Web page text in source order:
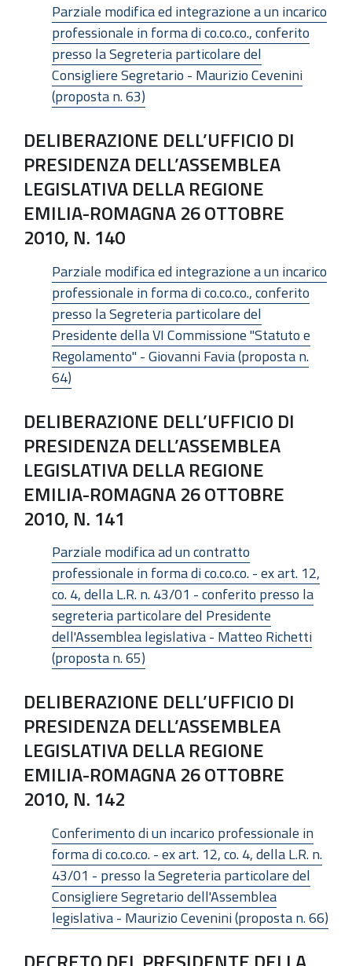
Parziale modifica ed integrazione a un incarico
professionale in forma di co.co.co., conferito
presso la Segreteria particolare del
Consigliere Segretario - Maurizio Cevenini
(proposta n. 63)
DELIBERAZIONE DELL’UFFICIO DI
PRESIDENZA DELL’ASSEMBLEA
LEGISLATIVA DELLA REGIONE
EMILIA-ROMAGNA 26 OTTOBRE
2010, N. 140
Parziale modifica ed integrazione a un incarico
professionale in forma di co.co.co., conferito
presso la Segreteria particolare del
Presidente della VI Commissione "Statuto e
Regolamento" - Giovanni Favia (proposta n.
64)
DELIBERAZIONE DELL’UFFICIO DI
PRESIDENZA DELL’ASSEMBLEA
LEGISLATIVA DELLA REGIONE
EMILIA-ROMAGNA 26 OTTOBRE
2010, N. 141
Parziale modifica ad un contratto
professionale in forma di co.co.co. - ex art. 12,
co. 4, della L.R. n. 43/01 - conferito presso la
segreteria particolare del Presidente
dell'Assemblea legislativa - Matteo Richetti
(proposta n. 65)
DELIBERAZIONE DELL’UFFICIO DI
PRESIDENZA DELL’ASSEMBLEA
LEGISLATIVA DELLA REGIONE
EMILIA-ROMAGNA 26 OTTOBRE
2010, N. 142
Conferimento di un incarico professionale in
forma di co.co.co. - ex art. 12, co. 4, della L.R. n.
43/01 - presso la Segreteria particolare del
Consigliere Segretario dell'Assemblea
legislativa - Maurizio Cevenini (proposta n. 66)